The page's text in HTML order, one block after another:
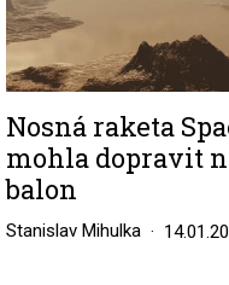
Nosná raketa
mohla dopravit
balon
Stanislav Mihulka